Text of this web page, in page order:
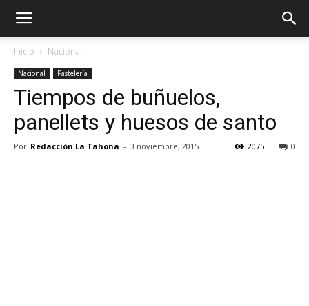
Inicio Nacional
Nacional Pastelería
Tiempos de buñuelos,
panellets y huesos de santo
Por Redacción La Tahona - 3 noviembre, 2015 0
2075